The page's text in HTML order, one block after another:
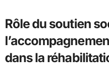
Rôle du soutien
dans la